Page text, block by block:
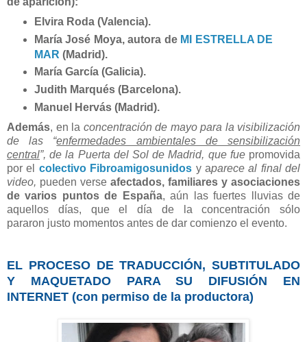
Elvira Roda (Valencia).
María José Moya, autora de MI ESTRELLA DE
MAR (Madrid).
María García (Galicia).
Judith Marqués (Barcelona).
Manuel Hervás (Madrid).
Además, en la concentración de mayo para la visibilización
de las “enfermedades ambientales de sensibilización
central”, de la Puerta del Sol de Madrid, que fue promovida
por el colectivo Fibroamigosunidos y aparece al final del
video, pueden verse afectados, familiares y asociaciones
de varios puntos de España, aún las fuertes lluvias de
aquellos días, que el día de la concentración sólo
pararon justo momentos antes de dar comienzo el evento.
EL PROCESO DE TRADUCCIÓN, SUBTITULADO
Y MAQUETADO PARA SU DIFUSIÓN EN
INTERNET (con permiso de la productora)